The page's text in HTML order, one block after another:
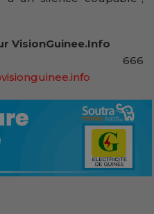
VisionGuinee.Info
666